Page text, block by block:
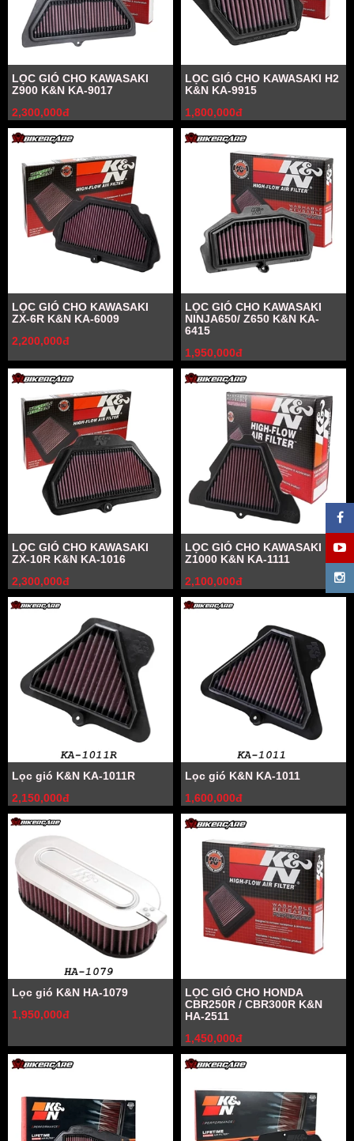
LỌC GIÓ CHO KAWASAKI
Z900 K&N KA-9017
2,300,000đ
LỌC GIÓ CHO KAWASAKI H2
K&N KA-9915
1,800,000đ
LỌC GIÓ CHO KAWASAKI
ZX-6R K&N KA-6009
2,200,000đ
LỌC GIÓ CHO KAWASAKI
NINJA650/ Z650 K&N KA-
6415
1,950,000đ
LỌC GIÓ CHO KAWASAKI
ZX-10R K&N KA-1016
2,300,000đ
LỌC GIÓ CHO KAWASAKI
Z1000 K&N KA-1111
2,100,000đ
Lọc gió K&N KA-1011R
2,150,000đ
Lọc gió K&N KA-1011
1,600,000đ
Lọc gió K&N HA-1079
1,950,000đ
LỌC GIÓ CHO HONDA
CBR250R / CBR300R K&N
HA-2511
1,450,000đ